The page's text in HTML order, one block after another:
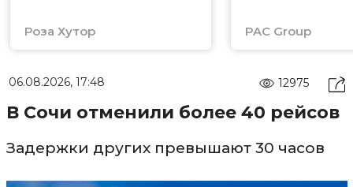
Роза Хутор PAC Group
06.08.2026, 17:48 12975
В Сочи отменили более 40 рейсов
Задержки других превышают 30 часов